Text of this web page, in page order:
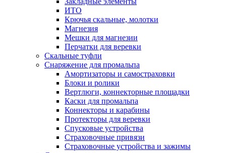
ИТО
Крючья скальные, молотки
Магнезия
Мешки для магнезии
Перчатки для веревки
Скальные туфли
Снаряжение для промальпа
Амортизаторы и самостраховки
Блоки и ролики
Вертлюги, коннекторные площадки
Каски для промальпа
Коннекторы и карабины
Протекторы для веревки
Спусковые устройства
Страховочные привязи
Страховочные устройства и зажимы